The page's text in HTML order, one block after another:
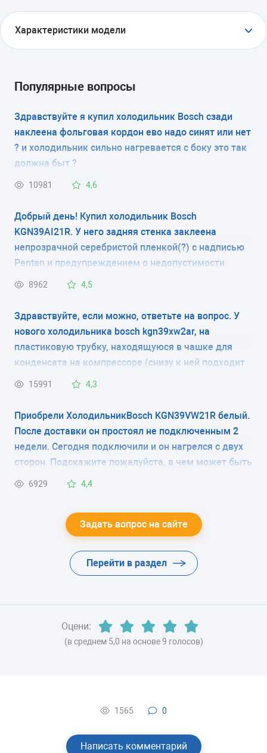
Характеристики модели
холодильник с морозильником
ТИП УПРАВЛЕНИЯ
электронное
КОЛИЧЕСТВО КАМЕР
2
РАЗМЕРЫ (ШXГXВ)
60x65x186 см
КОЛИЧЕСТВО КОМПРЕССОРОВ
2
РАЗМОРАЖИВАНИЕ МОРОЗИЛЬНОЙ КАМЕРЫ
РАЗМОРАЖИВАНИЕ ХОЛОДИЛЬНОЙ КАМЕРЫ
капельная система
ЭНЕРГОПОТРЕБЛЕНИЕ
класс A
ЦВЕТ
ХЛАДАГЕНТ
Популярные вопросы
Здравствуйте я купил холодильник Bosch сзади
наклеена фольговая кордон ево надо синят или нет
? и холодильник сильно нагревается с боку это так
должна быт ?
10981 4,6
Добрый день! Купил холодильник Bosch
KGN39AI21R. У него задняя стенка заклеена
непрозрачной серебристой пленкой(?) с надписью
Pentan и предупреждением о недопустимости
контакта изделия с трубами, мебелью и т.д. За
(видны какие-то углубления). Это защита
радиатора при транспортировке или что-то типа
задней стенки? Нужно ли снимать эту пленку?
8962 4,5
Здравствуйте, если можно, ответьте на вопрос. У
нового холодильника bosch kgn39xw2ar, на
пластиковую трубку, находящуюся в чашке для
конденсата на компрессоре (снизу к ней подходит
гофрированная трубка), закреплена резиновым
фото).Что это, транспортировочный фильтр и его
надо снять при запуске холодильника или эту
плёнку снимать не нужно? В магазине продавцы
вразумительный ответ дать не смогли, в
комментариев.
15991 4,3
Приобрели ХолодильникBosch KGN39VW21R белый.
После доставки он простоял не подключенным 2
недели. Сегодня подключили и он нагрелся с двух
сторон. Подскажите пожалуйста, в чем может быть
причина?
6929 4,4
Задать вопрос на сайте
Перейти в раздел
Оцени:
(в среднем 5,0 на основе 9 голосов)
1565 0
Написать комментарий